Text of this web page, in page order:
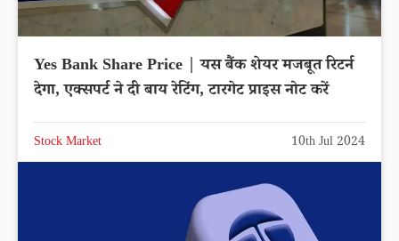
Yes Bank Share Price | यस बैंक शेयर मजबूत रिटर्न
देगा, एक्सपर्ट ने दी बाय रेटिंग, टारगेट प्राइस नोट करें
Stock Market 10th Jul 2024